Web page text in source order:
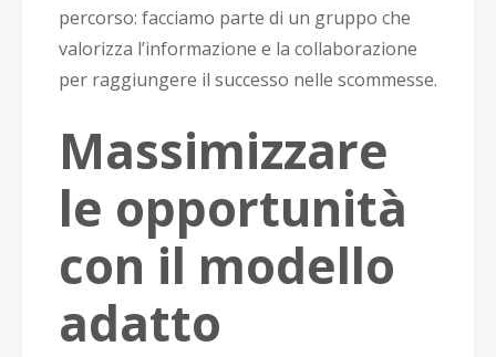
percorso: facciamo parte di un gruppo che
valorizza l’informazione e la collaborazione
per raggiungere il successo nelle scommesse.
Massimizzare
le opportunità
con il modello
adatto